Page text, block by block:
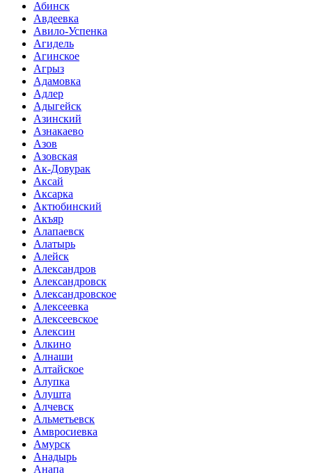
Абинск
Авдеевка
Авило-Успенка
Агидель
Агинское
Агрыз
Адамовка
Адлер
Адыгейск
Азинский
Азнакаево
Азов
Азовская
Ак-Довурак
Аксай
Аксарка
Актюбинский
Акъяр
Алапаевск
Алатырь
Алейск
Александров
Александровск
Александровское
Алексеевка
Алексеевское
Алексин
Алкино
Алнаши
Алтайское
Алупка
Алушта
Алчевск
Альметьевск
Амвросиевка
Амурск
Анадырь
Анапа